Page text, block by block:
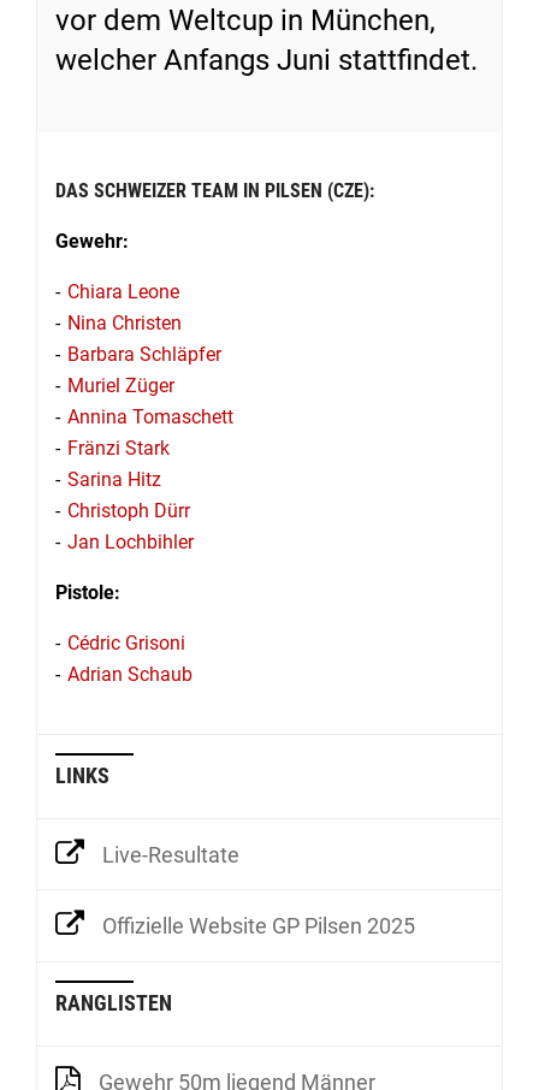
vor dem Weltcup in München,
welcher Anfangs Juni stattfindet.
DAS SCHWEIZER TEAM IN PILSEN (CZE):
Gewehr:
Chiara Leone
Nina Christen
Barbara Schläpfer
Muriel Züger
Annina Tomaschett
Fränzi Stark
Sarina Hitz
Christoph Dürr
Jan Lochbihler
Pistole:
Cédric Grisoni
Adrian Schaub
LINKS
Live-Resultate
Offizielle Website GP Pilsen 2025
RANGLISTEN
Gewehr 50m liegend Männer